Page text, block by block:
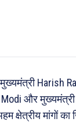
Harish
और मुख्यमंत्री
मांगों का